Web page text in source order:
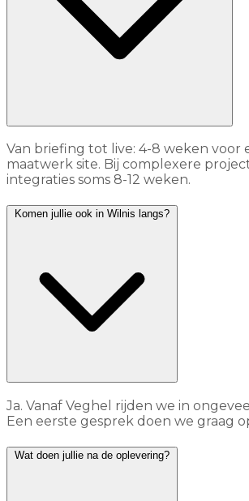
Van briefing tot live: 4-8 weken voor
maatwerk site. Bij complexere
integraties soms 8-12 weken.
Komen jullie ook in Wilnis langs?
Ja. Vanaf Veghel rijden we in
Een eerste gesprek doen we graag
Wat doen jullie na de oplevering?